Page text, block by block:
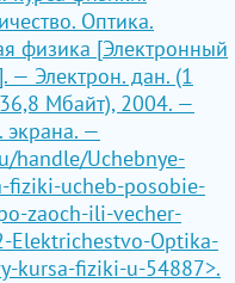
Оптика.
физика [Электронный
— Электрон. дан. (1
Мбайт), 2004. —
экрана. —
handle/Uchebnye-
fiziki-ucheb-posobie-
zaoch-ili-vecher-
Elektrichestvo-Optika-
kursa-fiziki-u-54887>.